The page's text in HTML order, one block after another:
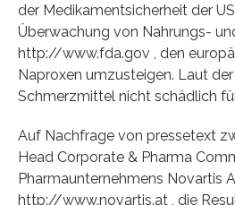
der Medikamentsicherheit der
Überwachung von Nahrungs-
http://www.fda.gov , den
Naproxen umzusteigen. Laut
Schmerzmittel nicht schädlich
Auf Nachfrage von pressetext
Head Corporate & Pharma
Pharmaunternehmens Novartis
http://www.novartis.at , die